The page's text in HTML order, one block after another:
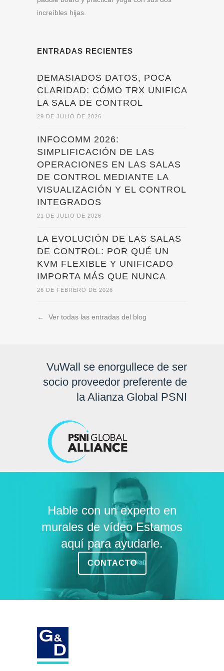
increíbles hijas.
ENTRADAS RECIENTES
DEMASIADOS DATOS, POCA
CLARIDAD: CÓMO TRX UNIFICA
LA SALA DE CONTROL
29 DE JULIO DE 2026
INFOCOMM 2026:
SIMPLIFICACIÓN DE LAS
OPERACIONES EN LAS SALAS
DE CONTROL MEDIANTE LA
VISUALIZACIÓN Y EL CONTROL
INTEGRADOS
21 DE JULIO DE 2026
LA EVOLUCIÓN DE LAS SALAS
DE CONTROL: POR QUÉ UN
KVM FLEXIBLE Y UNIFICADO
IMPORTA MÁS QUE NUNCA
26 DE FEBRERO DE 2026
← Ver todas las entradas del blog
VuWall se enorgullece de ser
socio proveedor preferente de
la Alianza Global PSNI
Hable con un experto en
murales de vídeo Estamos
aquí para ayudarle.
CONTACTO